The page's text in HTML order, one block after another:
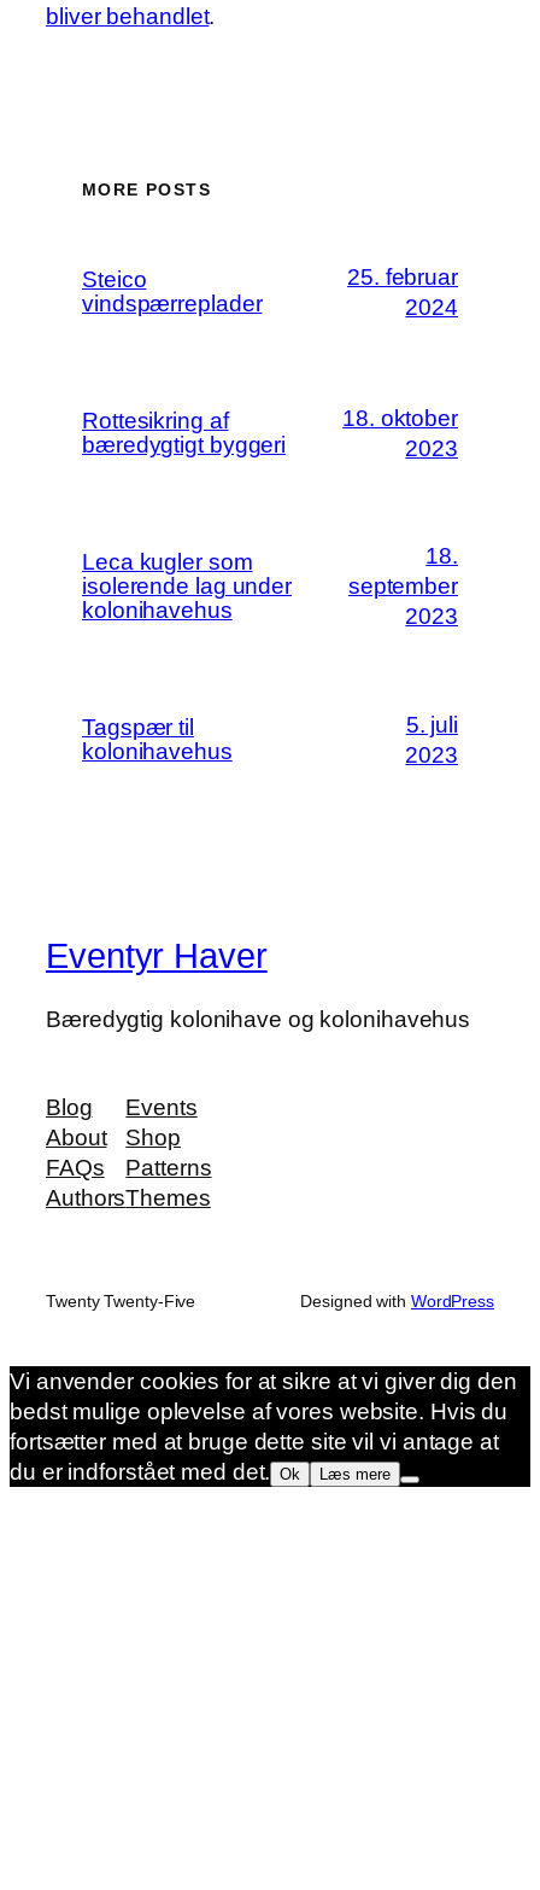
bliver behandlet.
MORE POSTS
Steico
vindspærreplader
25. februar
2024
Rottesikring af
bæredygtigt byggeri
18. oktober
2023
Leca kugler som
isolerende lag under
kolonihavehus
18.
september
2023
Tagspær til
kolonihavehus
5. juli
2023
Eventyr Haver
Bæredygtig kolonihave og kolonihavehus
Blog
About
FAQs
Authors
Events
Shop
Patterns
Themes
Twenty Twenty-Five Designed with WordPress
Vi anvender cookies for at sikre at vi giver dig den
bedst mulige oplevelse af vores website. Hvis du
fortsætter med at bruge dette site vil vi antage at
du er indforstået med det. Ok Læs mere